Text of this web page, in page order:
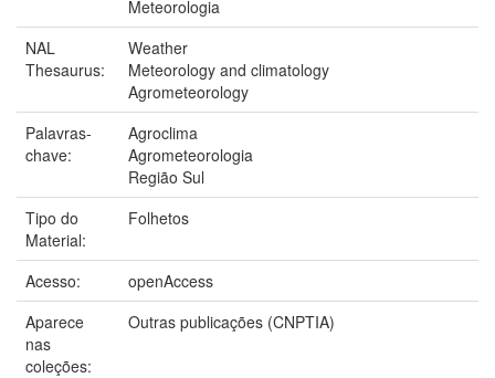
Meteorologia
NAL
Thesaurus:
Weather
Meteorology and climatology
Agrometeorology
Palavras-
chave:
Agroclima
Agrometeorologia
Região Sul
Tipo do
Material:
Folhetos
Acesso:
openAccess
Aparece
nas
coleções:
Outras publicações (CNPTIA)